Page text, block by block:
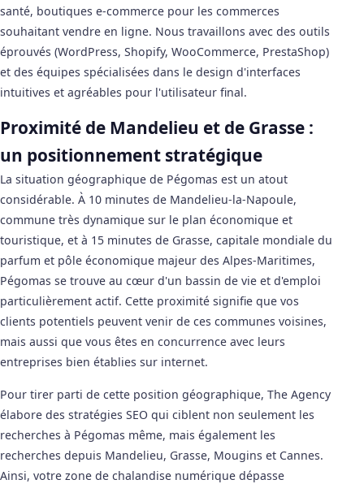
santé, boutiques e-commerce pour les commerces
souhaitant vendre en ligne. Nous travaillons avec des outils
éprouvés (WordPress, Shopify, WooCommerce, PrestaShop)
et des équipes spécialisées dans le design d'interfaces
intuitives et agréables pour l'utilisateur final.
Proximité de Mandelieu et de Grasse :
un positionnement stratégique
La situation géographique de Pégomas est un atout
considérable. À 10 minutes de Mandelieu-la-Napoule,
commune très dynamique sur le plan économique et
touristique, et à 15 minutes de Grasse, capitale mondiale du
parfum et pôle économique majeur des Alpes-Maritimes,
Pégomas se trouve au cœur d'un bassin de vie et d'emploi
particulièrement actif. Cette proximité signifie que vos
clients potentiels peuvent venir de ces communes voisines,
mais aussi que vous êtes en concurrence avec leurs
entreprises bien établies sur internet.
Pour tirer parti de cette position géographique, The Agency
élabore des stratégies SEO qui ciblent non seulement les
recherches à Pégomas même, mais également les
recherches depuis Mandelieu, Grasse, Mougins et Cannes.
Ainsi, votre zone de chalandise numérique dépasse